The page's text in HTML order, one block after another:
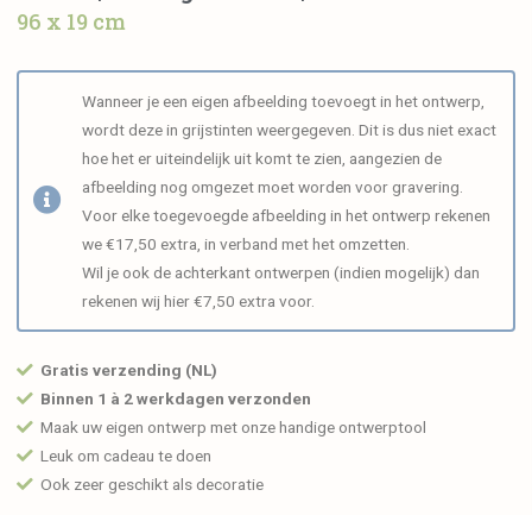
96 x 19 cm
Wanneer je een eigen afbeelding toevoegt in het ontwerp,
wordt deze in grijstinten weergegeven. Dit is dus niet exact
hoe het er uiteindelijk uit komt te zien, aangezien de
afbeelding nog omgezet moet worden voor gravering.
Voor elke toegevoegde afbeelding in het ontwerp rekenen
we €17,50 extra, in verband met het omzetten.
Wil je ook de achterkant ontwerpen (indien mogelijk) dan
rekenen wij hier €7,50 extra voor.
Gratis verzending (NL)
Binnen 1 à 2 werkdagen verzonden
Maak uw eigen ontwerp met onze handige ontwerptool
Leuk om cadeau te doen
Ook zeer geschikt als decoratie